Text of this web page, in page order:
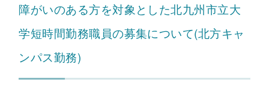
障がいのある方を対象とした北九州市立大
学短時間勤務職員の募集について(北方キャ
ンパス勤務)